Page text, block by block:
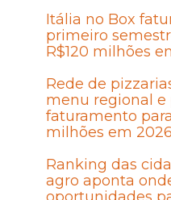
Itália no Box
primeiro
R$120 milhões
Rede de
menu regional
faturamento
milhões em 2026
Ranking das
agro aponta
oportunidades